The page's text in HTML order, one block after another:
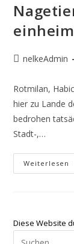
nelkeAdmin
Rotmilan,
hier zu Lande
bedrohen
Stadt-,…
Weiterlesen
Diese Website